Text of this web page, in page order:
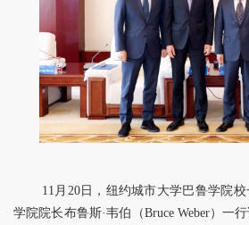
11月20日，纽约城市大学巴鲁学院
学院院长布鲁斯·韦伯（Bruce Weber）一